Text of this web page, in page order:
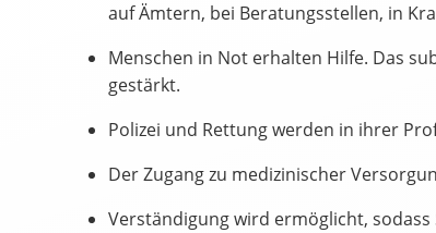
auf Ämtern, bei Beratungsstellen, in
Menschen in Not erhalten Hilfe. Das
gestärkt.
Polizei und Rettung werden in ihrer
Der Zugang zu medizinischer
Verständigung wird ermöglicht,